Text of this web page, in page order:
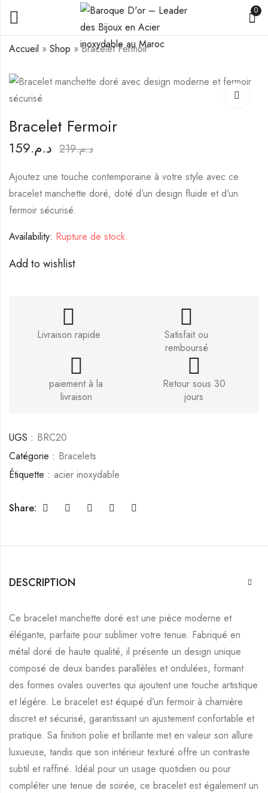
0
Accueil » Shop »Bracelet Fermoir
Bracelet Bambou
Collier The Lovers
Bracelet Fermoir
د.م.159 د.م.219
Ajoutez une touche contemporaine à votre style avec ce
bracelet manchette doré, doté d’un design fluide et d’un
fermoir sécurisé.
Availability: Rupture de stock.
Add to wishlist
Livraison rapide
Satisfait ou
remboursé
paiement à la
livraison
Retour sous 30
jours
UGS : BRC20
Catégorie : Bracelets
Étiquette : acier inoxydable
Share:
DESCRIPTION
Ce bracelet manchette doré est une pièce moderne et
élégante, parfaite pour sublimer votre tenue. Fabriqué en
métal doré de haute qualité, il présente un design unique
composé de deux bandes parallèles et ondulées, formant
des formes ovales ouvertes qui ajoutent une touche artistique
et légère. Le bracelet est équipé d’un fermoir à charnière
discret et sécurisé, garantissant un ajustement confortable et
pratique. Sa finition polie et brillante met en valeur son allure
luxueuse, tandis que son intérieur texturé offre un contraste
subtil et raffiné. Idéal pour un usage quotidien ou pour
compléter une tenue de soirée, ce bracelet est également un